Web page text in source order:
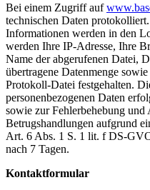
Bei einem Zugriff auf
technischen Daten
Informationen werden in den
werden Ihre IP-Adresse, Ihre
Name der abgerufenen Datei,
übertragene Datenmenge
Protokoll-Datei festgehalten.
personenbezogenen Daten
sowie zur Fehlerbehebung
Betrugshandlungen aufgrund
Art. 6 Abs. 1 S. 1 lit. f DS-
nach 7 Tagen.
Kontaktformular